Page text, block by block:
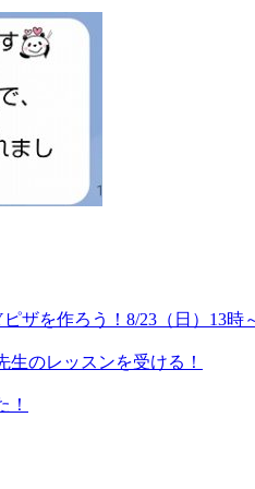
ザを作ろう！8/23（日）13時
生のレッスンを受ける！
！